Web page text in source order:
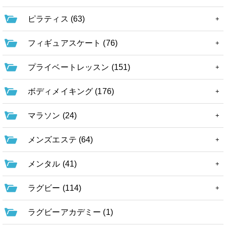
ピラティス (63)
フィギュアスケート (76)
プライベートレッスン (151)
ボディメイキング (176)
マラソン (24)
メンズエステ (64)
メンタル (41)
ラグビー (114)
ラグビーアカデミー (1)